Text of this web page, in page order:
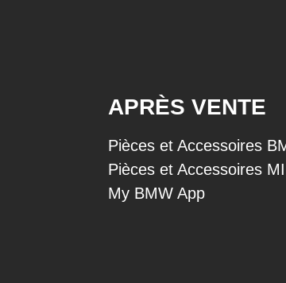
APRÈS VENTE
Pièces et Accessoires
Pièces et Accessoires
My BMW App